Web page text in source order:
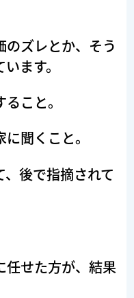
ズレとか、そう
ます。
こと。
聞くこと。
後で指摘されて
任せた方が、結果